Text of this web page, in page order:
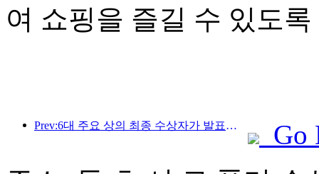
여 쇼핑을 즐길 수 있도
Prev:6대 주요 상의 최종 수상자가 발표되었으며, 매년 100개가 넘는 호텔과 회사가 상을 수상합니다!
Go